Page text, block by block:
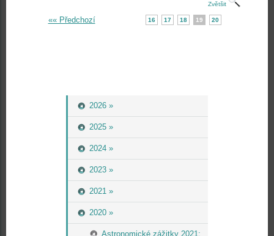
2026 »
2025 »
2024 »
2023 »
2021 »
2020 »
Astronomické zážitky 2021:
Zvětšit
«« Předchozí 16 17 18 19 20